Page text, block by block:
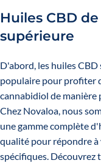
Huiles CBD
supérieure
D'abord, les huiles
populaire pour profiter
cannabidiol de manière
Chez Novaloa, nous
une gamme complète
qualité pour répondre à
spécifiques. Découvrez